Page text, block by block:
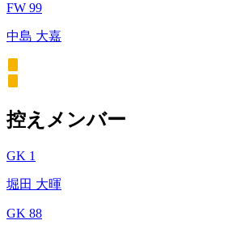
FW 99
中島 大嘉
控えメンバー
GK 1
堀田 大暉
GK 88